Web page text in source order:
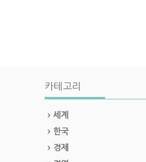
카테고리
세계
한국
경제